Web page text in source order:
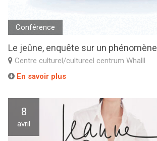
Conférence
Le jeûne, enquête sur un phénomène
Centre culturel/cultureel centrum Whalll
En savoir plus
8
avril